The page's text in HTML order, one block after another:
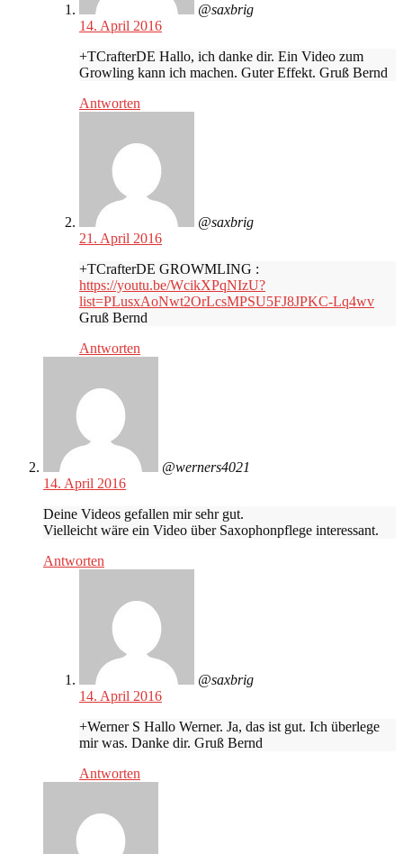
@saxbrig
14. April 2016
+TCrafterDE Hallo, ich danke dir. Ein Video zum
Growling kann ich machen. Guter Effekt. Gruß Bernd
Antworten
@saxbrig
21. April 2016
+TCrafterDE GROWMLING :
https://youtu.be/WcikXPqNIzU?
list=PLusxAoNwt2OrLcsMPSU5FJ8JPKC-Lq4wv
Gruß Bernd
Antworten
@werners4021
14. April 2016
Deine Videos gefallen mir sehr gut.
Vielleicht wäre ein Video über Saxophonpflege interessant.
Antworten
@saxbrig
14. April 2016
+Werner S Hallo Werner. Ja, das ist gut. Ich überlege
mir was. Danke dir. Gruß Bernd
Antworten